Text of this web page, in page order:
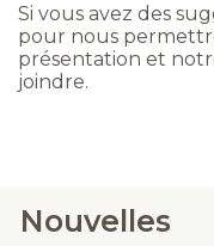
Si vous avez des
pour nous
présentation et
joindre.
Nouvelles